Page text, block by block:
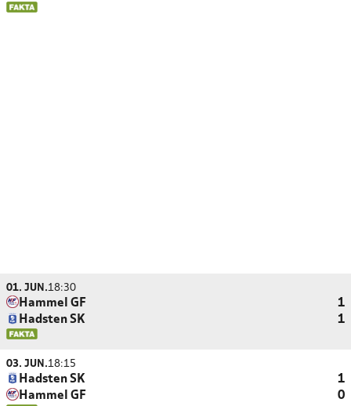
01. JUN.18:30
Hammel GF
1
Hadsten SK
1
03. JUN.18:15
Hadsten SK
1
Hammel GF
0